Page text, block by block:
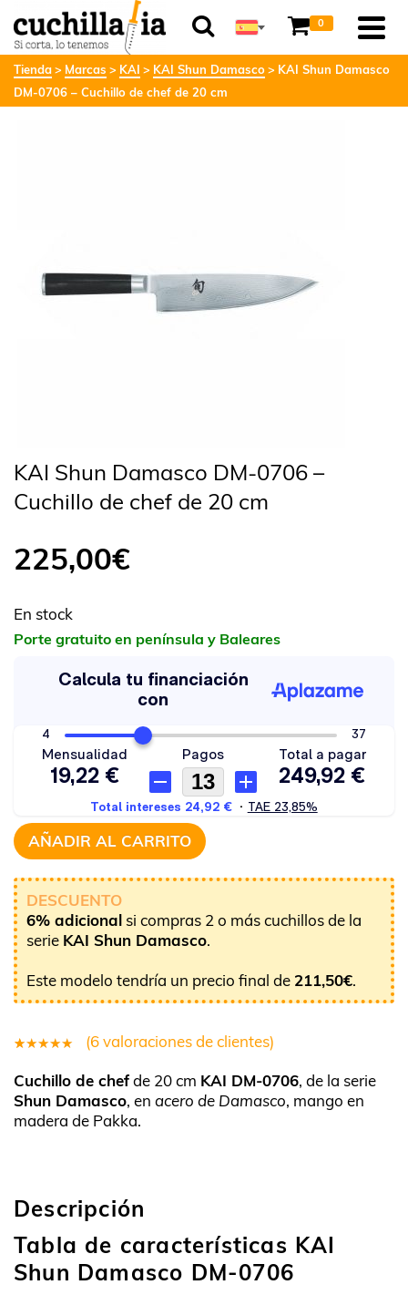
0
Tienda Marcas KAI KAI Shun Damasco
KAI Shun Damasco
DM-0706 – Cuchillo de chef de 20 cm
KAI Shun Damasco DM-0706 –
Cuchillo de chef de 20 cm
225,00€
En stock
Porte gratuito en península y Baleares
AÑADIR AL CARRITO
DESCUENTO
6% adicional si compras 2 o más cuchillos de la
serie KAI Shun Damasco.
Este modelo tendría un precio final de 211,50€.
5.00sobre
5 basado
(6valoraciones de clientes)
Cuchillo de chefde 20 cm KAI DM-0706, de la serie
Shun Damasco, en acero de Damasco, mango en
madera de Pakka.
Descripción
Tabla de características KAI
Shun Damasco DM-0706